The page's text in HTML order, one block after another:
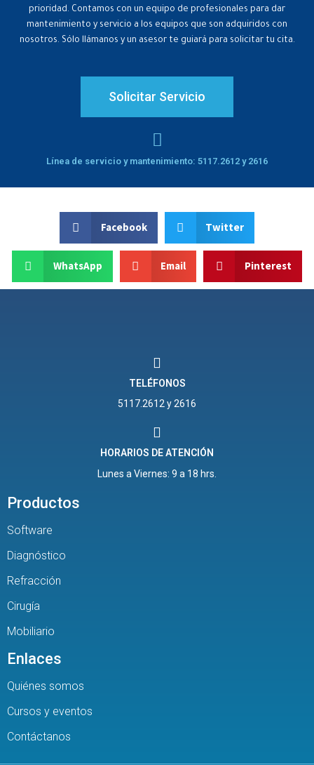
prioridad. Contamos con un equipo de profesionales para dar
mantenimiento y servicio a los equipos que son adquiridos con
nosotros. Sólo llámanos y un asesor te guiará para solicitar tu cita.
Solicitar Servicio
Línea de servicio y mantenimiento: 5117.2612 y 2616
Facebook Twitter
WhatsApp Email Pinterest
TELÉFONOS
5117.2612 y 2616
HORARIOS DE ATENCIÓN
Lunes a Viernes: 9 a 18 hrs.
Productos
Software
Diagnóstico
Refracción
Cirugía
Mobiliario
Enlaces
Quiénes somos
Cursos y eventos
Contáctanos